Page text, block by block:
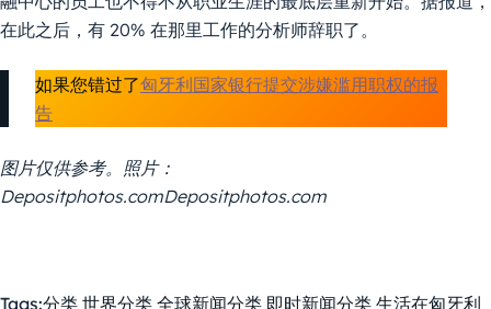
在此之后，有 20% 在那里工作的分析师辞职了。
如果您错过了匈牙利国家银行提交涉嫌滥用职权的报
告
图片仅供参考。照片：
Depositphotos.comDepositphotos.com
Tags:分类 世界分类 全球新闻分类 即时新闻分类 生活在匈牙利